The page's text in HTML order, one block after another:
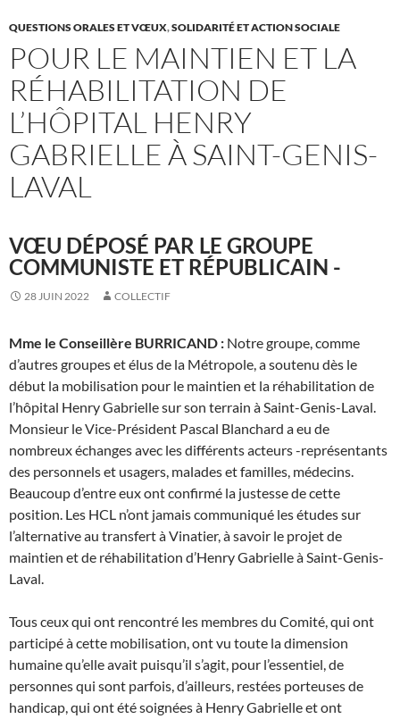
QUESTIONS ORALES ET VŒUX,SOLIDARITÉ ET ACTION SOCIALE
POUR LE MAINTIEN ET LA
RÉHABILITATION DE
L’HÔPITAL HENRY
GABRIELLE À SAINT-GENIS-
LAVAL
VŒU DÉPOSÉ PAR LE GROUPE
COMMUNISTE ET RÉPUBLICAIN -
28 JUIN 2022 COLLECTIF
Mme le Conseillère BURRICAND : Notre groupe, comme
d’autres groupes et élus de la Métropole, a soutenu dès le
début la mobilisation pour le maintien et la réhabilitation de
l’hôpital Henry Gabrielle sur son terrain à Saint-Genis-Laval.
Monsieur le Vice-Président Pascal Blanchard a eu de
nombreux échanges avec les différents acteurs -représentants
des personnels et usagers, malades et familles, médecins.
Beaucoup d’entre eux ont confirmé la justesse de cette
position. Les HCL n’ont jamais communiqué les études sur
l’alternative au transfert à Vinatier, à savoir le projet de
maintien et de réhabilitation d’Henry Gabrielle à Saint-Genis-
Laval.
Tous ceux qui ont rencontré les membres du Comité, qui ont
participé à cette mobilisation, ont vu toute la dimension
humaine qu’elle avait puisqu’il s’agit, pour l’essentiel, de
personnes qui sont parfois, d’ailleurs, restées porteuses de
handicap, qui ont été soignées à Henry Gabrielle et ont